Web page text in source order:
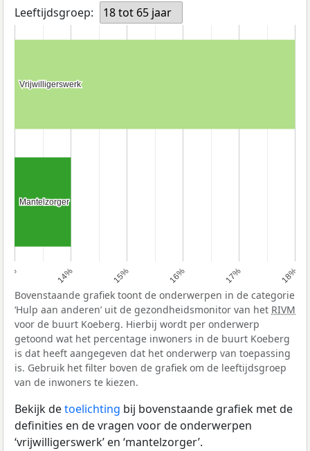
Leeftijdsgroep:
18 tot 65 jaar
13% 14% 15% 16% 17% 18%
Vrijwilligerswerk
Vrijwilligerswerk
Mantelzorger
Mantelzorger
Bovenstaande grafiek toont de onderwerpen in de categorie
‘Hulp aan anderen’ uit de gezondheidsmonitor van het RIVM
voor de buurt Koeberg. Hierbij wordt per onderwerp
getoond wat het percentage inwoners in de buurt Koeberg
is dat heeft aangegeven dat het onderwerp van toepassing
is. Gebruik het filter boven de grafiek om de leeftijdsgroep
van de inwoners te kiezen.
Bekijk detoelichting bij bovenstaande grafiek met de
definities en de vragen voor de onderwerpen
‘vrijwilligerswerk’ en ‘mantelzorger’.